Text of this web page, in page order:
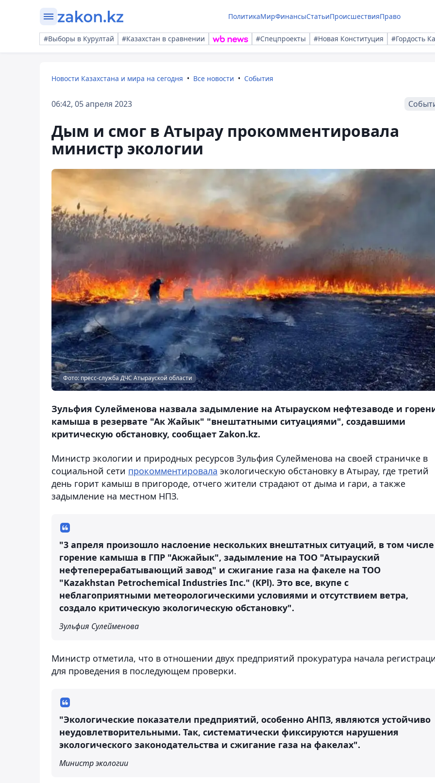
ПолитикаМирФинансыСтатьиПроисшествияПраво
#Выборы в Курултай #Казахстан в сравнении #Спецпроекты #Новая Конституция #Гордость
Новости Казахстана и мира на сегодня Все новости События
06:42, 05 апреля 2023
Дым и смог в Атырау прокомментировала
министр экологии
Фото: пресс-служба ДЧС Атырауской области
Зульфия Сулейменова назвала задымление на Атырауском нефтезаводе и
камыша в резервате "Ак Жайык" "внештатными ситуациями", создавшими
критическую обстановку, сообщает Zakon.kz.
Министр экологии и природных ресурсов Зульфия Сулейменова на своей страничке в
социальной сети прокомментировала экологическую обстановку в Атырау, где третий
день горит камыш в пригороде, отчего жители страдают от дыма и гари, а также
задымление на местном НПЗ.
"3 апреля произошло наслоение нескольких внештатных ситуаций, в том числе
горение камыша в ГПР "Акжайык", задымление на ТОО "Атырауский
нефтеперерабатывающий завод" и сжигание газа на факеле на ТОО
"Kazakhstan Petrochemical Industries Inc." (KPl). Это все, вкупе с
неблагоприятными метеорологическими условиями и отсутствием ветра,
создало критическую экологическую обстановку".
Зульфия Сулейменова
Министр отметила, что в отношении двух предприятий прокуратура начала
для проведения в последующем проверки.
"Экологические показатели предприятий, особенно АНПЗ, являются устойчиво
неудовлетворительными. Так, систематически фиксируются нарушения
экологического законодательства и сжигание газа на факелах".
Министр экологии